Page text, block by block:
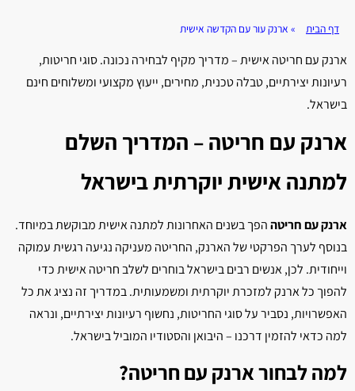
דף הבית » ארנק עור עם הקדשה אישית
ארנק עם חריטה אישית – מדריך מקיף לבחירה נכונה. סוגי חריטות,
רעיונות יצירתיים, טבלה טכנית, מחירים, ייעוץ מקצועי ומשלוחים חינם
בישראל.
ארנק עם חריטה – המדריך השלם
למתנה אישית יוקרתית בישראל
ארנק עם חריטההפך בשנים האחרונות למתנה אישית מבוקשת במיוחד.
בנוסף לערך הפרקטי של הארנק, החריטה מעניקה נגיעה רגשית עמוקה
וייחודית. לכן, אנשים רבים בישראל בוחרים לשלב חריטה אישית כדי
להפוך כל ארנק למזכרת יוקרתית ומשמעותית. במדריך זה נציג את כל
האפשרויות, נסביר על סוגי החריטות, נחשוף רעיונות יצירתיים, ונראה
למה כדאי להזמין דרכנו – היבואן והסטודיו המוביל בישראל.
למה לבחור ארנק עם חריטה?